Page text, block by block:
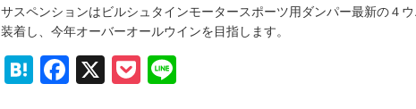
サスペンションはビルシュタインモータースポーツ用ダンパー最新の４
装着し、今年オーバーオールウインを目指します。
Hatena
Facebook
X Pocket